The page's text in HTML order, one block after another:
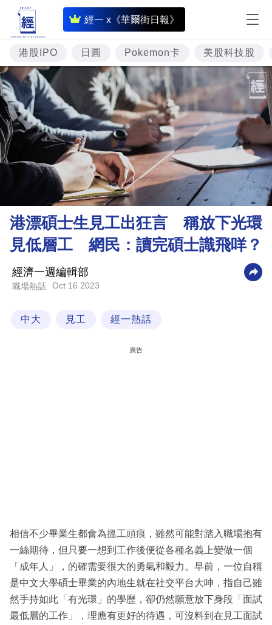
經一 x《華爾街日報》
即
時
財
經
投
資
樓
市
理
財
業
科
區
港股IPO 日圓 Pokemon卡 美股科技股
港漂碩士生見工出狂言 稱放下光環
見低層工 網民：讀完碩士識飛咩？
經濟一週編輯部
職場熱話 Oct 16 2023
中大 見工 經一熱話
廣告
相信不少畢業生都會為搵工頭痕，雖然可能對踏入職場抱有
一絲期待，但只要一想到工作後便從各種名義上變做一個
「成年人」，的確需要很大的勇氣和毅力。早前，一位自稱
是中文大學碩士畢業的內地生就在社交平台大呻，指自己雖
然手持如此「有光環」的學歷，卻仍然願意放下身段「面試
最低層的工作」，理應有更好的待遇，可沒料到在見工面試